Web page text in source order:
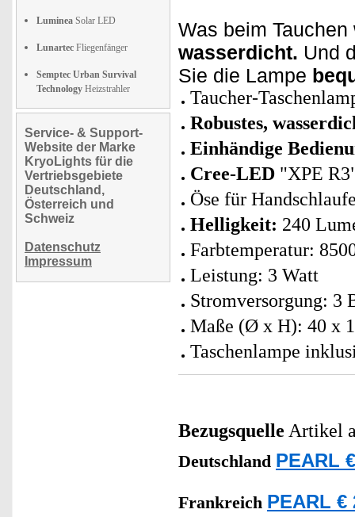
Luminea Solar LED
Lunartec Fliegenfänger
Semptec Urban Survival
Technology Heizstrahler
Service- & Support-
Website der Marke
KryoLights für die
Vertriebsgebiete
Deutschland,
Österreich und
Schweiz
Datenschutz
Impressum
Was beim
wasserdicht. Und
Sie die Lampe
Taucher-
Robustes,
Einhändige
Cree-LED "XPE
Öse für
Helligkeit: 240
Farbtemperatur:
Leistung: 3 Watt
Stromversorgung: 3
Maße (Ø x H): 40 x
Taschenlampe
Bezugsquelle Artikel
Deutschland PEARL
Frankreich PEARL €